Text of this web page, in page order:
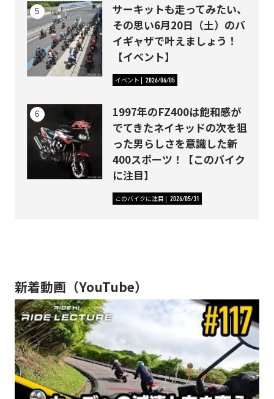
サーキットも走ってみたい、
その思い6月20日（土）のバ
イギャザで叶えましょう！
【イベント】
イベント 2026/06/05
1997年のFZ400は飽和感が
でてきたネイキッドの次を狙
った男らしさを意識した新
400スポーツ！【このバイク
に注目】
このバイクに注目 2026/05/31
新着動画（YouTube）